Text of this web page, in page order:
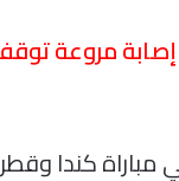
مروعة